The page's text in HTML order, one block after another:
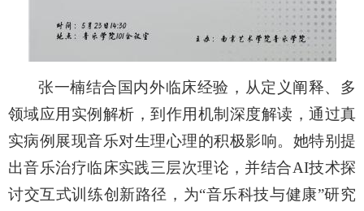
张一楠结合国内外临床经验，从定义阐释、多
领域应用实例解析，到作用机制深度解读，通过真
实病例展现音乐对生理心理的积极影响。她特别提
出音乐治疗临床实践三层次理论，并结合AI技术探
讨交互式训练创新路径，为“音乐科技与健康”研究